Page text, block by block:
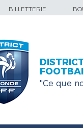
BILLETTERIE
''Ce que